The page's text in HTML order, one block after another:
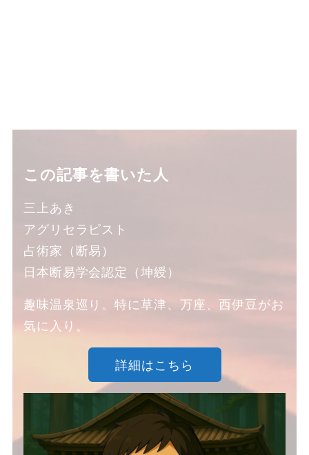
この記事を書いた人
三上あき
アグリセラピスト
占術家（断易）
日本断易学会認定（坤綬）
趣味温泉巡り。特に草津、万座、西伊豆がお
気に入り。
詳細はこちら